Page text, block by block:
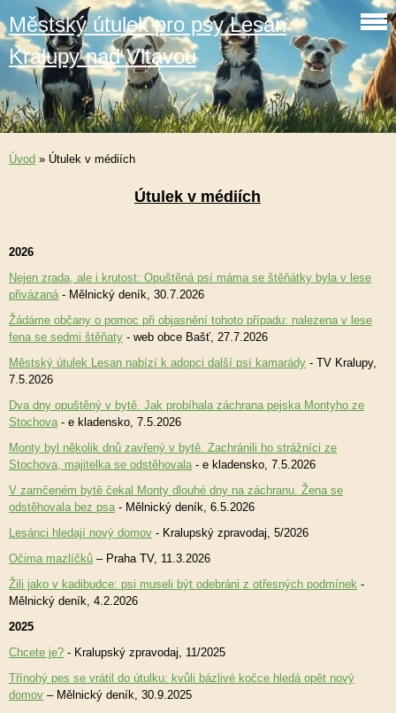
Městský útulek pro psy Lesan
Kralupy nad Vltavou
Úvod » Útulek v médiích
Útulek v médiích
2026
Nejen zrada, ale i krutost: Opuštěná psí máma se štěňátky byla v lese
přivázaná- Mělnický deník, 30.7.2026
Žádáme občany o pomoc při objasnění tohoto případu: nalezena v lese
fena se sedmi štěňaty - web obce Bašť, 27.7.2026
Městský útulek Lesan nabízí k adopci další psí kamarády - TV Kralupy,
7.5.2026
Dva dny opuštěný v bytě. Jak probíhala záchrana pejska Montyho ze
Stochova- e kladensko, 7.5.2026
Monty byl několik dnů zavřený v bytě. Zachránili ho strážníci ze
Stochova, majitelka se odstěhovala- e kladensko, 7.5.2026
V zamčeném bytě čekal Monty dlouhé dny na záchranu. Žena se
odstěhovala bez psa- Mělnický deník, 6.5.2026
Lesánci hledají nový domov - Kralupský zpravodaj, 5/2026
Očima mazlíčků – Praha TV, 11.3.2026
Žili jako v kadibudce: psi museli být odebráni z otřesných podmínek -
Mělnický deník, 4.2.2026
2025
Chcete je? - Kralupský zpravodaj, 11/2025
Třínohý pes se vrátil do útulku: kvůli bázlivé kočce hledá opět nový
domov – Mělnický deník, 30.9.2025